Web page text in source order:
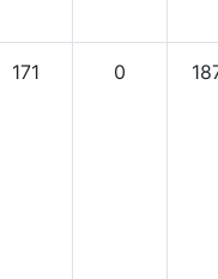
171 0